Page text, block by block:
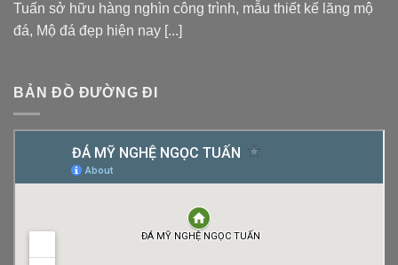
Tuấn sở hữu hàng nghìn công trình, mẫu thiết kế lăng mộ
đá, Mộ đá đẹp hiện nay [...]
BẢN ĐỒ ĐƯỜNG ĐI